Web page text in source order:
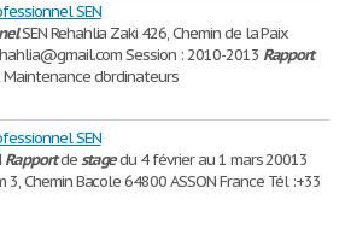
SEN
SEN Rehahlia Zaki 426, Chemin de la Paix
Session : 2010-2013 Rapport
d'ordinateurs
SEN
Rapportdestagedu 4 février au 1 mars 20013
3, Chemin Bacole 64800 ASSON France Tél :+33